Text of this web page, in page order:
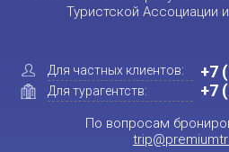
Туристской Ассоциации
Для частных клиентов:
Для турагентств:
+7
+7
По вопросам